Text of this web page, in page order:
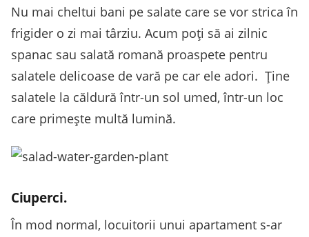
Nu mai cheltui bani pe salate care se vor strica în
frigider o zi mai târziu. Acum poţi să ai zilnic
spanac sau salată romană proaspete pentru
salatele delicoase de vară pe car ele adori. Ţine
salatele la căldură într-un sol umed, într-un loc
care primeşte multă lumină.
Ciuperci.
În mod normal, locuitorii unui apartament s-ar